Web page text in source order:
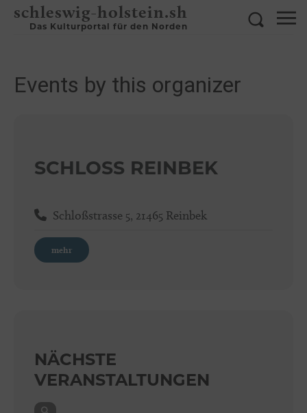
schleswig-holstein.sh
Das Kulturportal für den Norden
Events by this organizer
SCHLOSS REINBEK
Schloßstrasse 5, 21465 Reinbek
mehr
NÄCHSTE
VERANSTALTUNGEN